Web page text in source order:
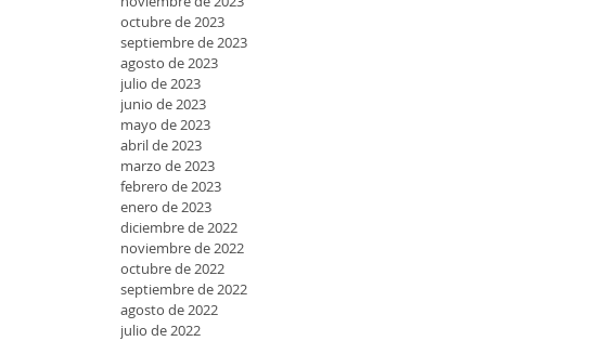
octubre de 2023
septiembre de 2023
agosto de 2023
julio de 2023
junio de 2023
mayo de 2023
abril de 2023
marzo de 2023
febrero de 2023
enero de 2023
diciembre de 2022
noviembre de 2022
octubre de 2022
septiembre de 2022
agosto de 2022
julio de 2022